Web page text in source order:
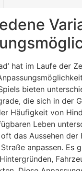
hat im Laufe der
bieten
die sich in der
Häufigkeit von
Leben
das Aussehen der
anpassen. Es